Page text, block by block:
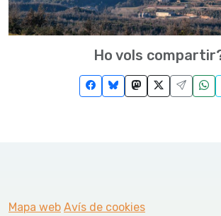
Ho vols
Mapa web Avís de cookies